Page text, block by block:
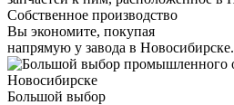
Собственное производство
Вы экономите, покупая
напрямую у завода в Новосибирске.
Большой выбор